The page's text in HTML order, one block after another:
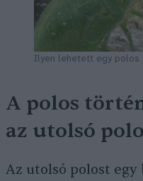
Ilyen lehetett egy polos
A polos
az utolsó
Az utolsó polost egy